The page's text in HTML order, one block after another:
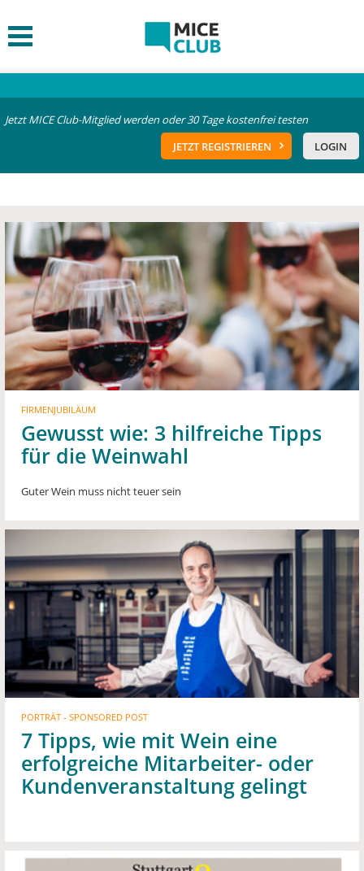
Jetzt MICE Club-Mitglied werden oder 30 Tage kostenfrei testen
JETZT REGISTRIEREN
LOGIN
FIRMENJUBILÄUM
Gewusst wie: 3 hilfreiche Tipps
für die Weinwahl
Guter Wein muss nicht teuer sein
PORTRÄT - SPONSORED POST
7 Tipps, wie mit Wein eine
erfolgreiche Mitarbeiter- oder
Kundenveranstaltung gelingt